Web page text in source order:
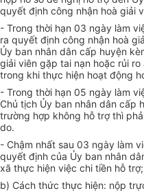
quyết định công nhận hoà giải
- Trong thời hạn 03 ngày làm
ra quyết định công nhận hoà
Ủy ban nhân dân cấp huyện
giải viên gặp tai nạn hoặc rủi
trong khi thực hiện hoạt động
- Trong thời hạn 05 ngày làm
Chủ tịch Ủy ban nhân dân cấp
trường hợp không hỗ trợ thì
do.
- Chậm nhất sau 03 ngày làm
quyết định của Ủy ban nhân
xã thực hiện việc chi tiền hỗ trợ;
b) Cách thức thực hiện: nộp